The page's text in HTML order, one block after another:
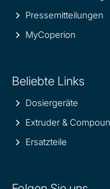
Pressemitteilungen
MyCoperion
Beliebte Links
Dosiergeräte
Extruder &
Ersatzteile